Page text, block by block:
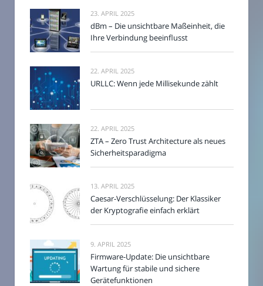
23. APRIL 2025
dBm – Die unsichtbare Maßeinheit, die
Ihre Verbindung beeinflusst
22. APRIL 2025
URLLC: Wenn jede Millisekunde zählt
22. APRIL 2025
ZTA – Zero Trust Architecture als neues
Sicherheitsparadigma
13. APRIL 2025
Caesar-Verschlüsselung: Der Klassiker
der Kryptografie einfach erklärt
9. APRIL 2025
Firmware-Update: Die unsichtbare
Wartung für stabile und sichere
Gerätefunktionen